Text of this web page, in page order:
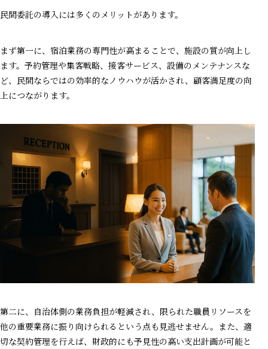
民間委託の導入には多くのメリットがあります。
まず第一に、宿泊業務の専門性が高まることで、施設の質が向上し
ます。予約管理や集客戦略、接客サービス、設備のメンテナンスな
ど、民間ならではの効率的なノウハウが活かされ、顧客満足度の向
上につながります。
第二に、自治体側の業務負担が軽減され、限られた職員リソースを
他の重要業務に振り向けられるという点も見逃せません。また、適
切な契約管理を行えば、財政的にも予見性の高い支出計画が可能と